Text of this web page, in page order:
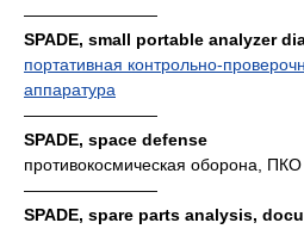
————————
SPADE, small portable analyzer
портативная контрольно-
аппаратура
————————
SPADE, space defense
противокосмическая оборона, ПКО
————————
SPADE, spare parts analysis,